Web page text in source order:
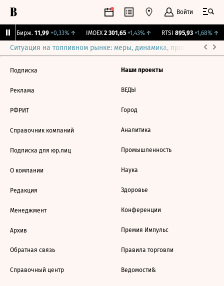
Войти
CNY Бирж. 11,99 +0,33%↑ IMOEX 2 301,65 +1,43%↑ RTSI 895,93 +1,68%↑
Ситуация на топливном рынке: меры, динамика, прогнозы
Подписка
Реклама
РФРИТ
Справочник компаний
Подписка для юр.лиц
О компании
Редакция
Менеджмент
Архив
Обратная связь
Справочный центр
Наши проекты
ВЕДЫ
Город
Аналитика
Промышленность
Наука
Здоровье
Конференции
Премия Импульс
Правила торговли
Ведомости&